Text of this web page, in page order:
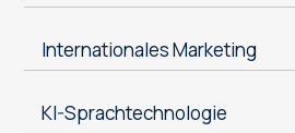
Internationales Marketing
KI-Sprachtechnologie